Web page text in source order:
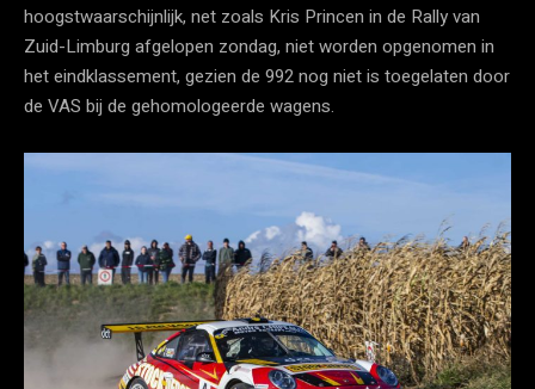
hoogstwaarschijnlijk, net zoals Kris Princen in de Rally van
Zuid-Limburg afgelopen zondag, niet worden opgenomen in
het eindklassement, gezien de 992 nog niet is toegelaten door
de VAS bij de gehomologeerde wagens.